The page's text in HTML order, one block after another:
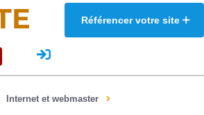
Référencer votre site
Internet et webmaster